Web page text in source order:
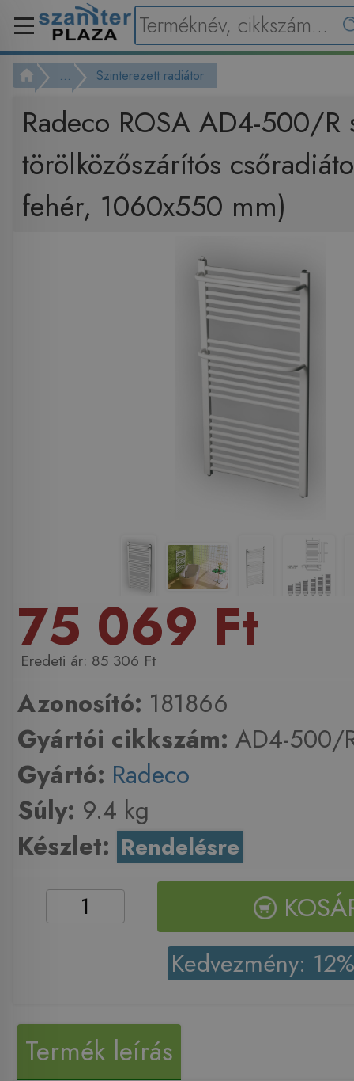
... Szinterezett radiátor
Radeco ROSA AD4-500/R
törölközőszárítós
fehér, 1060x550 mm)
75 069 Ft
85 306 Ft
Azonosító: 181866
Gyártói cikkszám: AD4-500/
Gyártó: Radeco
Súly: 9.4 kg
Készlet: Rendelésre
Kedvezmény:
Termék leírás